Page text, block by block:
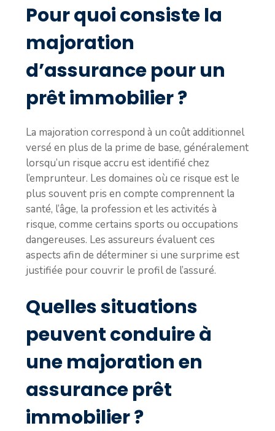
Pour quoi consiste la
majoration
d’assurance pour un
prêt immobilier ?
La majoration correspond à un coût additionnel
versé en plus de la prime de base, généralement
lorsqu’un risque accru est identifié chez
l’emprunteur. Les domaines où ce risque est le
plus souvent pris en compte comprennent la
santé, l’âge, la profession et les activités à
risque, comme certains sports ou occupations
dangereuses. Les assureurs évaluent ces
aspects afin de déterminer si une surprime est
justifiée pour couvrir le profil de l’assuré.
Quelles situations
peuvent conduire à
une majoration en
assurance prêt
immobilier ?